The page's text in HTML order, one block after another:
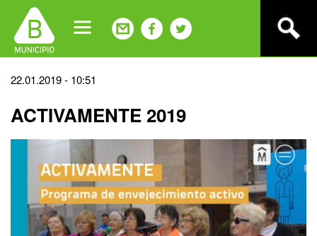
navigation
Back
top
22.01.2019 - 10:51
ACTIVAMENTE 2019